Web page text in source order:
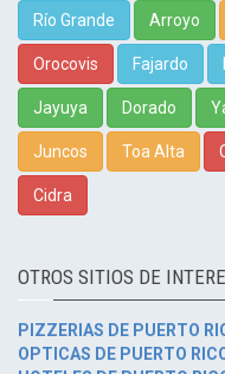
Río Grande Arroyo
Orocovis Fajardo
Jayuya Dorado
Juncos Toa Alta
Cidra
OTROS SITIOS DE
PIZZERIAS DE PUERTO
OPTICAS DE PUERTO